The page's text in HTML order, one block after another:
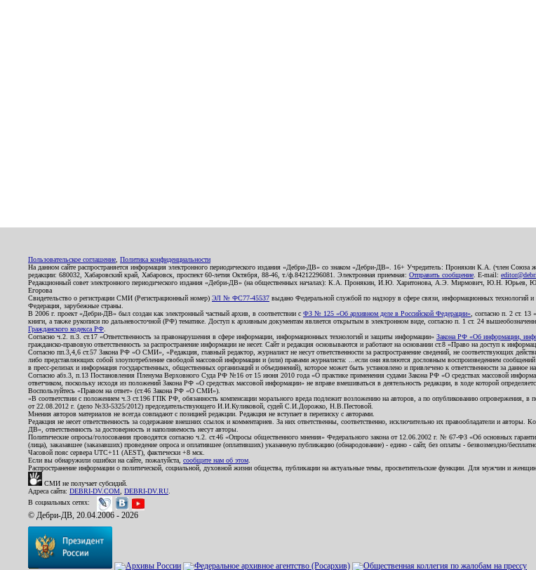
Пользовательское соглашение Политика конфиденциальности
На данном сайте распространяется информация электронного периодического издания «Дебри-ДВ» со знаком «Дебри-ДВ». 16+ Учредитель: Пронякин К.А. (член
редакции: 680032, Хабаровский край, Хабаровск, проспект 60-летия Октября, 88-46, т./ф.84212296081. Электронная приемная: Отправить сообщение . E-mail:
Редакционный совет электронного периодического издания «Дебри-ДВ» (на общественных началах): К.А. Пронякин, И.Ю. Харитонова, А.Э. Мирмович, Ю.Н.
Егорова
Свидетельство о регистрации СМИ (Регистрационный номер) ЭЛ № ФС77-45537 выдано Федеральной службой по надзору в сфере связи, информационных технологий
Федерация, зарубежные страны.
В 2006 г. проект «Дебри-ДВ» был создан как электронный частный архив, в соответствии с ФЗ № 125 «Об архивном деле в Российской Федерации» , согласно п. 2 ст.
книги, а также рукописи по дальневосточной (РФ) тематике. Доступ к архивным документам является открытым в электронном виде, согласно п. 1 ст. 24
Гражданского кодекса РФ
Согласно ч.2. п.3. ст.17 «Ответственность за правонарушения в сфере информации, информационных технологий и защиты информации» Закона РФ «Об информации,
гражданско-правовую ответственность за распространение информации не несет. Сайт и редакция основываются и работают на основании ст.8 «Право на доступ к
Согласно пп.3,4,6 ст.57 Закона РФ «О СМИ», «Редакция, главный редактор, журналист не несут ответственности за распространение сведений, не соответствующих
либо представляющих собой злоупотребление свободой массовой информации и (или) правами журналиста: ...если они являются дословным воспроизведением
в пресс-релизах и информация государственных, общественных организаций и объединений), которое может быть установлено и привлечено к ответственности за данное
Согласно абз.3, п.13 Постановления Пленума Верховного Суда РФ №16 от 15 июня 2010 года «О практике применения судами Закона РФ «О средствах массовой
ответчиком, поскольку исходя из положений Закона РФ «О средствах массовой информации» не вправе вмешиваться в деятельность редакции, в ходе которой
Воспользуйтесь «Правом на ответ» (ст.46 Закона РФ «О СМИ»).
«В соответствии с положением ч.3 ст.196 ГПК РФ, обязанность компенсации морального вреда подлежит возложению на авторов, а по опубликованию опровержения, в
от 22.08.2012 г. (дело №33-5325/2012) председательствующего И.И.Куликовой, судей С.И.Дорожко, Н.В.Пестовой.
Мнения авторов материалов не всегда совпадают с позицией редакции. Редакция не вступает в переписку с авторами.
Редакция не несет ответственность за содержание внешних ссылок и комментариев. За них ответственны, соответственно, исключительно их правообладатели и
ДВ», ответственность за достоверность и наполняемость несут авторы.
Политические опросы/голосования проводятся согласно ч.2. ст.46 «Опросы общественного мнения» Федерального закона от 12.06.2002 г. № 67-ФЗ «Об основных
(лица), заказавшее (заказавших) проведение опроса и оплатившее (оплативших) указанную публикацию (обнародование) - едино - сайт, без оплаты - безвозмездно/
Часовой пояс сервера UTC+11 (AEST), фактически +8 мск.
Если вы обнаружили ошибки на сайте, пожалуйста, сообщите нам об этом
Распространение информации о политической, социальной, духовной жизни общества, публикации на актуальные темы, просветительские функции. Для мужчин и
СМИ не получает субсидий.
Адреса сайта: DEBRI-DV.COM DEBRI-DV.RU
В социальных сетях:
© Дебри-ДВ, 20.04.2006 - 2026